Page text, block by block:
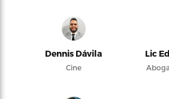
Dennis Dávila
Cine
Lic